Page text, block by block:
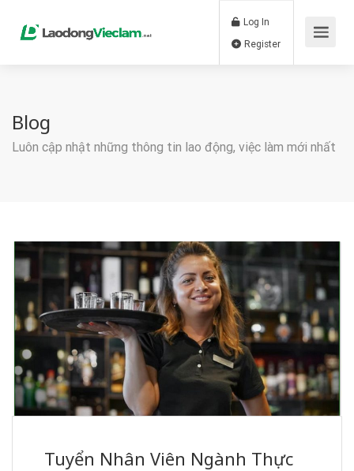
Log In
Blog
Luôn cập nhật những thông tin lao động, việc làm mới nhất
Tuyển Nhân Viên Ngành Thực